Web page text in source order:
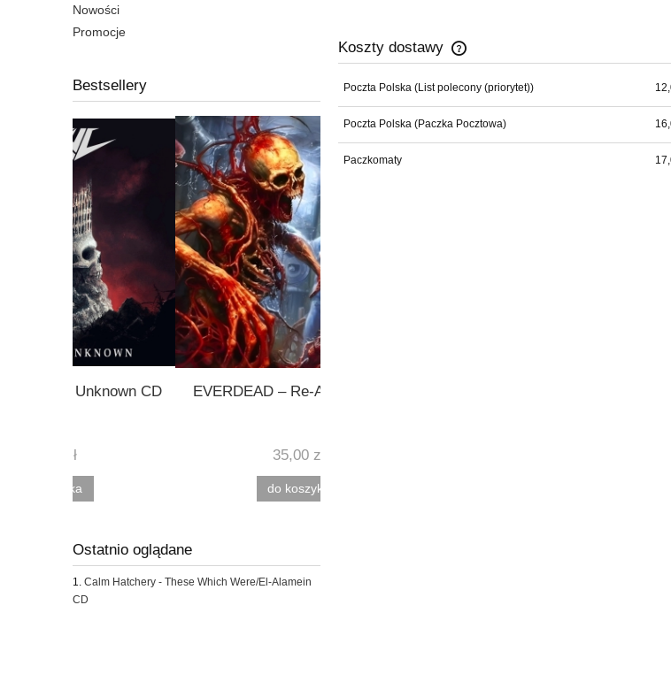
Nowości
Promocje
Bestsellery
EVERDEAD – Re-AnimateD CD
Ostatnio oglądane
Calm Hatchery - These Which Were/El-Alamein
CD
Koszty dostawy
Cena nie zawiera ewentualnych
płatności
Poczta Polska (List polecony (priorytet))
Poczta Polska (Paczka Pocztowa)
Paczkomaty